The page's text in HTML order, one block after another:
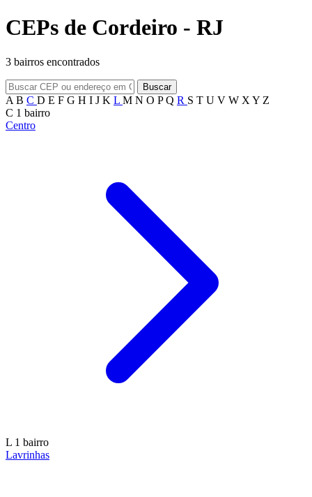
CEPs de Cordeiro - RJ
3 bairros encontrados
Buscar
A B C D E F G H I J K L M N O PQ R S T U V W X Y Z
C 1 bairro
Centro
L 1 bairro
Lavrinhas